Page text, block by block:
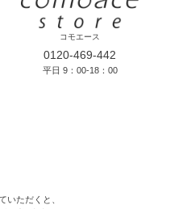
コモエース
0120-469-442
平日 9：00-18：00
いただくと、